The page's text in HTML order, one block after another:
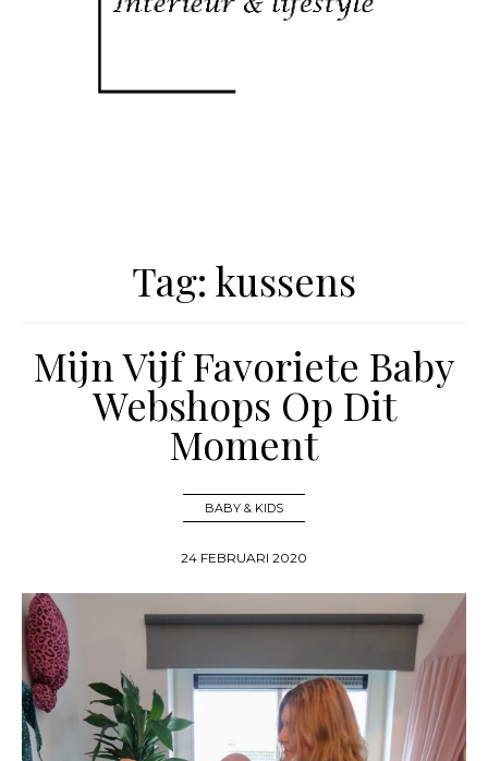
Tag: kussens
Mijn Vijf Favoriete Baby
Webshops Op Dit
Moment
BABY & KIDS
24 FEBRUARI 2020